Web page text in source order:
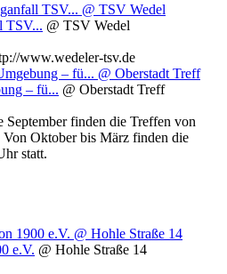
TSV... @ TSV Wedel
TSV... @ TSV Wedel
www.wedeler-tsv.de
– fü... @ Oberstadt Treff
– fü... @ Oberstadt Treff
finden die Treffen von
Oktober bis März finden die
statt.
1900 e.V. @ Hohle Straße 14
e.V. @ Hohle Straße 14